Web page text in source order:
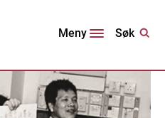
Meny Søk